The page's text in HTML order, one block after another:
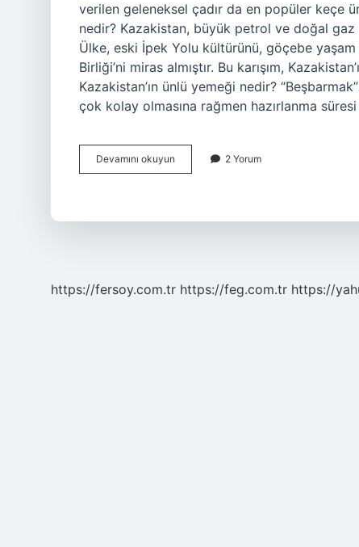
verilen geleneksel çadır da en popüler keçe
nedir? Kazakistan, büyük petrol ve doğal gaz
Ülke, eski İpek Yolu kültürünü, göçebe
Birliği’ni miras almıştır. Bu karışım,
Kazakistan’ın ünlü yemeği nedir?
çok kolay olmasına rağmen hazırlanma
Devamını okuyun Kazakistan
Neyi
2 Yorum
https://fersoy.com.tr https://feg.com.tr https://